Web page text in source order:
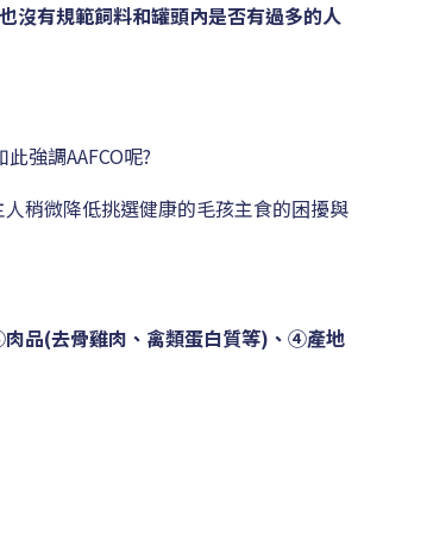
也沒有規範飼料和罐頭內是否有過多的人
強調AAFCO呢?
人稍微降低挑選健康的毛孩主食的困擾與
品(去骨雞肉、禽類蛋白質等)、④產地